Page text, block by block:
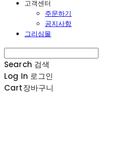
고객센터
주문하기
공지사항
그리심몰
Search 검색
Log In 로그인
Cart장바구니